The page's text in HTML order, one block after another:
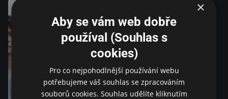
×
Aby se vám web dobře
používal (Souhlas s
cookies)
Pro co nejpohodlnější používání webu
potřebujeme váš souhlas se zpracováním
souborů cookies. Souhlas udělíte kliknutím